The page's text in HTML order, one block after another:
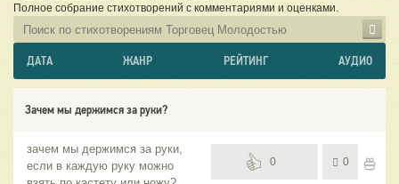
Полное собрание стихотворений с комментариями и оценками.
ДАТА ЖАНР РЕЙТИНГ АУДИО
Зачем мы держимся за руки?
зачем мы держимся за руки,
если в каждую руку можно
0 0